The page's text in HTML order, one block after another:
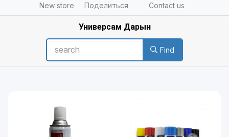
New store Поделиться Contact us
Универсам Дарын
Find